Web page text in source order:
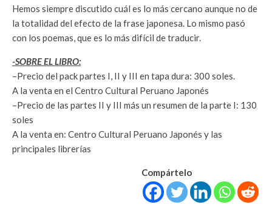
Hemos siempre discutido cuál es lo más cercano aunque no de
la totalidad del efecto de la frase japonesa. Lo mismo pasó
con los poemas, que es lo más difícil de traducir.
-SOBRE EL LIBRO:
–Precio del pack partes I, II y III en tapa dura: 300 soles.
A la venta en el Centro Cultural Peruano Japonés
–Precio de las partes II y III más un resumen de la parte I: 130
soles
A la venta en: Centro Cultural Peruano Japonés y las
principales librerías
Compártelo